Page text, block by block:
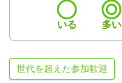
いる 多い
世代を超えた参加歓迎